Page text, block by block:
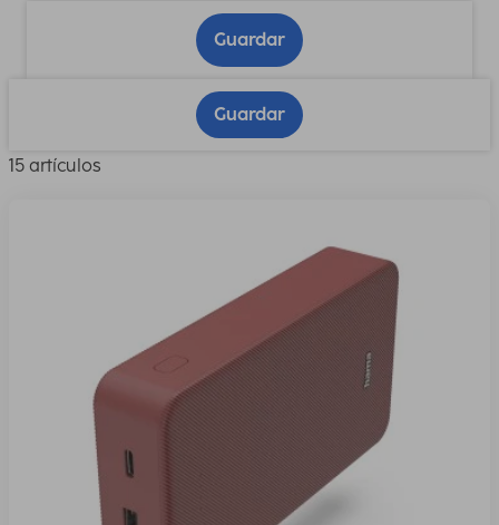
Guardar
Guardar
15 artículos